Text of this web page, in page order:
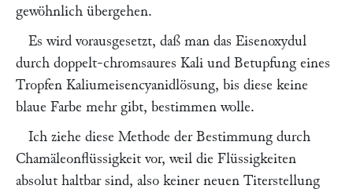
gewöhnlich übergehen.
Es wird vorausgesetzt, daß man das Eisenoxydul
durch doppelt-chromsaures Kali und Betupfung eines
Tropfen Kaliumeisencyanidlösung, bis diese keine
blaue Farbe mehr gibt, bestimmen wolle.
Ich ziehe diese Methode der Bestimmung durch
Chamäleonflüssigkeit vor, weil die Flüssigkeiten
absolut haltbar sind, also keiner neuen Titerstellung